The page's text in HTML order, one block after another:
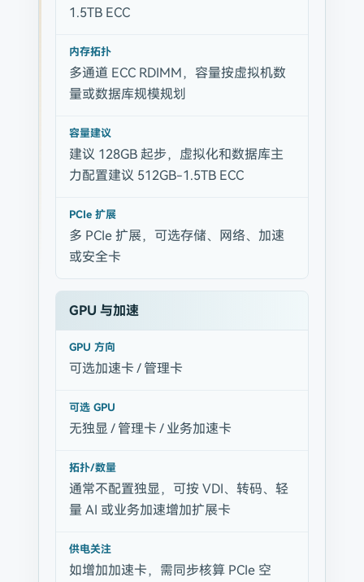
1.5TB ECC
内存拓扑
多通道 ECC RDIMM，容量按虚拟机数
量或数据库规模规划
容量建议
建议 128GB 起步，虚拟化和数据库主
力配置建议 512GB-1.5TB ECC
PCIe 扩展
多 PCIe 扩展，可选存储、网络、加速
或安全卡
GPU 与加速
GPU 方向
可选加速卡 / 管理卡
可选 GPU
无独显 / 管理卡 / 业务加速卡
拓扑/数量
通常不配置独显，可按 VDI、转码、轻
量 AI 或业务加速增加扩展卡
供电关注
如增加加速卡，需同步核算 PCIe 空